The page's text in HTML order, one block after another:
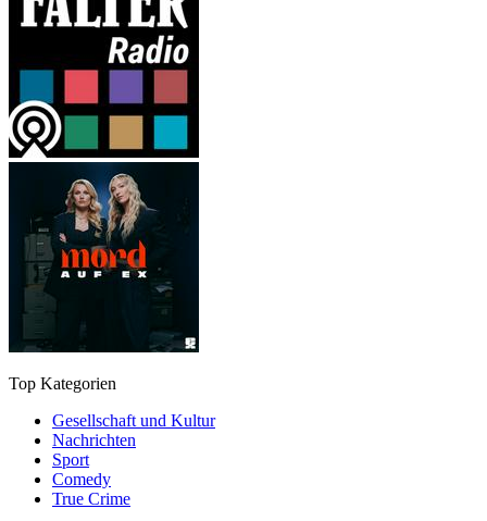
Top Kategorien
Gesellschaft und Kultur
Nachrichten
Sport
Comedy
True Crime